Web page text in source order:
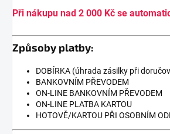
Při nákupu nad 2 000 Kč se
Způsoby platby:
DOBÍRKA (úhrada zásilky při
BANKOVNÍM PŘEVODEM
ON-LINE BANKOVNÍM PŘEVODEM
ON-LINE PLATBA KARTOU
HOTOVĚ/KARTOU PŘI OSOBNÍM